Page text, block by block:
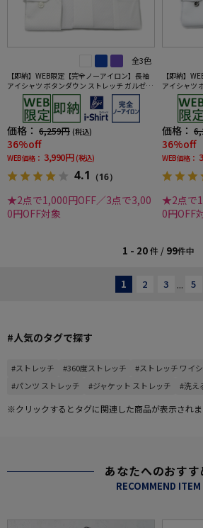
全3色
【即納】WEB限定【完全ノーアイロン】長袖
アイシャツ ボタンダウン ストレッチ ガルゼ柄
i-shirt ワイシャツ 通年
価格： 6,259円 (税込)
36%off
WEB価格： 3,990円 (税込)
4.1 （16）
★2点で1,000円OFF／3点で3,00
0円OFF対象
【即納】
アイシャツ
ク柄 i-shirt
価格：
36%off
WEB価格：
★2点で
0円OFF
1 - 20件 / 99件中
1 2 3 ... 5
#人気のタグで探す
#ストレッチ #360度ストレッチ #ストレッチ ワイ
#パンツ ストレッチ
#ジャケット ストレッチ #洗え
※クリックするとタグに関連した商品が表示されま
あなたへのおすす
RECOMMEND ITEM